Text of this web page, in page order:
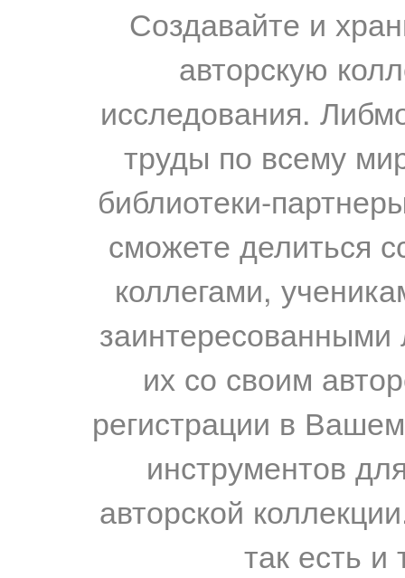
Создавайте и
авторскую
исследования.
труды по всему
библиотеки-
сможете делиться
коллегами,
их со своим
регистрации в
инструментов
авторской
так есть и